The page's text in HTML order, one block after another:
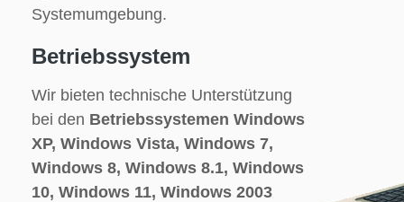
Systemumgebung.
Betriebssystem
Wir bieten technische Unterstützung
bei den Betriebssystemen Windows
XP, Windows Vista, Windows 7,
Windows 8, Windows 8.1, Windows
10, Windows 11, Windows 2003